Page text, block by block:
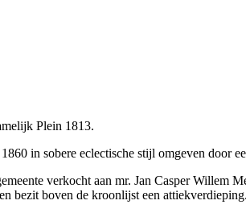
Plein 1813.
in sobere eclectische stijl omgeven door
verkocht aan mr. Jan Casper Willem
boven de kroonlijst een